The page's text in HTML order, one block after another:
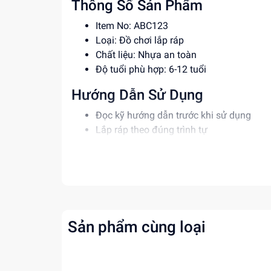
Thông Số Sản Phẩm
Item No: ABC123
Loại: Đồ chơi lắp ráp
Chất liệu: Nhựa an toàn
Độ tuổi phù hợp: 6-12 tuổi
Hướng Dẫn Sử Dụng
Đọc kỹ hướng dẫn trước khi sử dụng
Lắp ráp theo đúng trình tự
Tăng cường khả năng phối hợp tay mắt
Sản phẩm cùng loại